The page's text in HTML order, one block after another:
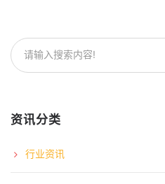
资讯分类
行业资讯